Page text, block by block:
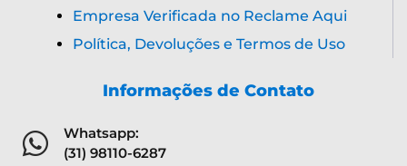
Empresa Verificada no Reclame Aqui
Política, Devoluções e Termos de Uso
Informações de Contato
Whatsapp:
(31) 98110-6287